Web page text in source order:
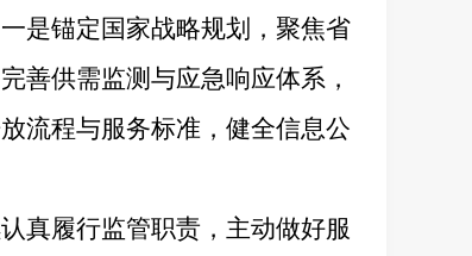
是锚定国家战略规划，聚焦省
善供需监测与应急响应体系，
流程与服务标准，健全信息公
真履行监管职责，主动做好服